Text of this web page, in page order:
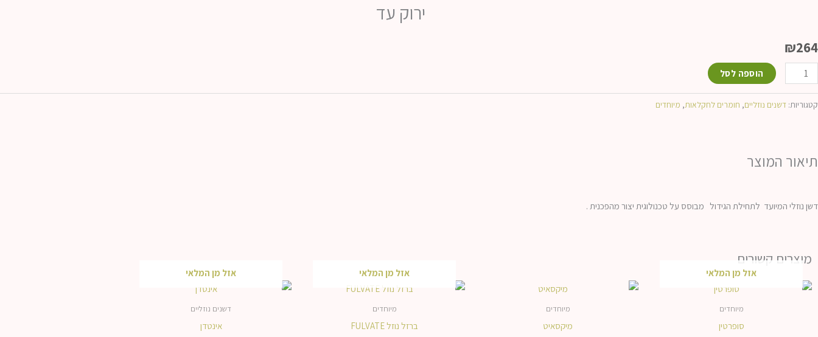
ירוק עד
₪264
כמות
של
ירוק
הוספה לסל
קטגוריות: דשנים נוזליים, חומרים לחקלאות, מיוחדים
תיאור המוצר
דשן נוזלי המיועד לתחילת הגידול מבוסס על טכנולוגית יצור מהפכנית .
מוצרים קשורים
אזל מן המלאי
מיוחדים
סופרטין
מיוחדים
מיקסאיט
אזל מן המלאי
מיוחדים
ברזל נוזל FULVATE
אזל מן המלאי
דשנים נוזליים
אינטדן